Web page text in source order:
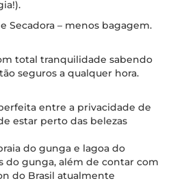
Secadora – menos bagagem​.
total tranquilidade sabendo
seguros a qualquer hora.
entre a privacidade de
estar perto das belezas
do gunga e lagoa do
do gunga,​ além de contar com
do Brasil atualmente